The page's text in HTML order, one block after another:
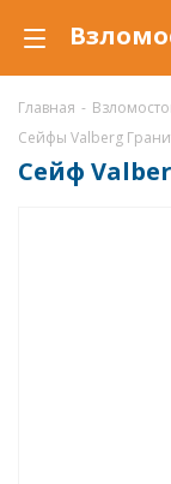
Главная -
Сейфы Valberg
Сейф